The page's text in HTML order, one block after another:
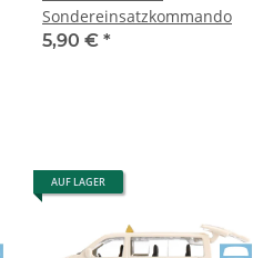
Sondereinsatzkommando
5,90 € *
AUF LAGER